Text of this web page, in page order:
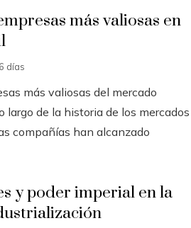
más valiosas en
días
más valiosas del mercado
largo de la historia de los mercados
compañías han alcanzado
y poder imperial en la